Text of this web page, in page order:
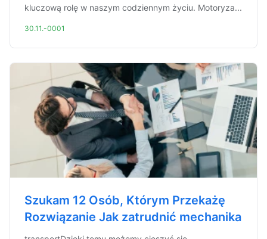
kluczową rolę w naszym codziennym życiu. Motoryza...
30.11.-0001
Szukam 12 Osób, Którym Przekażę
Rozwiązanie Jak zatrudnić mechanika